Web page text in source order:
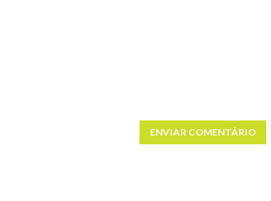
ENVIAR COMENTÁRIO